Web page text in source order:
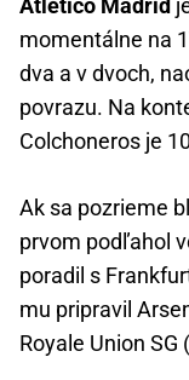
Atlético Madrid
momentálne na
dva a v dvoch,
povrazu. Na
Colchoneros je
Ak sa pozrieme
prvom podľahol
poradil s
mu pripravil
Royale Union SG